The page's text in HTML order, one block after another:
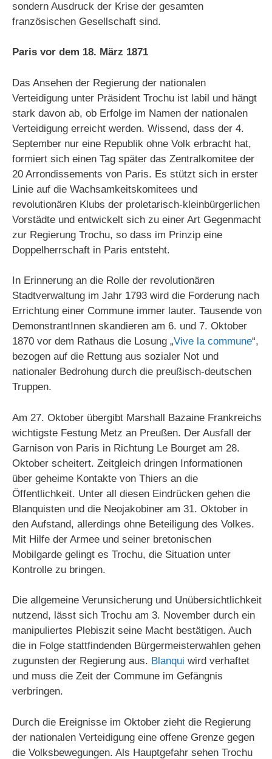
sondern Ausdruck der Krise der gesamten
französischen Gesellschaft sind.
Paris vor dem 18. März 1871
Das Ansehen der Regierung der nationalen
Verteidigung unter Präsident Trochu ist labil und hängt
stark davon ab, ob Erfolge im Namen der nationalen
Verteidigung erreicht werden. Wissend, dass der 4.
September nur eine Republik ohne Volk erbracht hat,
formiert sich einen Tag später das Zentralkomitee der
20 Arrondissements von Paris. Es stützt sich in erster
Linie auf die Wachsamkeitskomitees und
revolutionären Klubs der proletarisch-kleinbürgerlichen
Vorstädte und entwickelt sich zu einer Art Gegenmacht
zur Regierung Trochu, so dass im Prinzip eine
Doppelherrschaft in Paris entsteht.
In Erinnerung an die Rolle der revolutionären
Stadtverwaltung im Jahr 1793 wird die Forderung nach
Errichtung einer Commune immer lauter. Tausende von
DemonstrantInnen skandieren am 6. und 7. Oktober
1870 vor dem Rathaus die Losung „Vive la commune“,
bezogen auf die Rettung aus sozialer Not und
nationaler Bedrohung durch die preußisch-deutschen
Truppen.
Am 27. Oktober übergibt Marshall Bazaine Frankreichs
wichtigste Festung Metz an Preußen. Der Ausfall der
Garnison von Paris in Richtung Le Bourget am 28.
Oktober scheitert. Zeitgleich dringen Informationen
über geheime Kontakte von Thiers an die
Öffentlichkeit. Unter all diesen Eindrücken gehen die
Blanquisten und die Neojakobiner am 31. Oktober in
den Aufstand, allerdings ohne Beteiligung des Volkes.
Mit Hilfe der Armee und seiner bretonischen
Mobilgarde gelingt es Trochu, die Situation unter
Kontrolle zu bringen.
Die allgemeine Verunsicherung und Unübersichtlichkeit
nutzend, lässt sich Trochu am 3. November durch ein
manipuliertes Plebiszit seine Macht bestätigen. Auch
die in Folge stattfindenden Bürgermeisterwahlen gehen
zugunsten der Regierung aus. Blanqui wird verhaftet
und muss die Zeit der Commune im Gefängnis
verbringen.
Durch die Ereignisse im Oktober zieht die Regierung
der nationalen Verteidigung eine offene Grenze gegen
die Volksbewegungen. Als Hauptgefahr sehen Trochu